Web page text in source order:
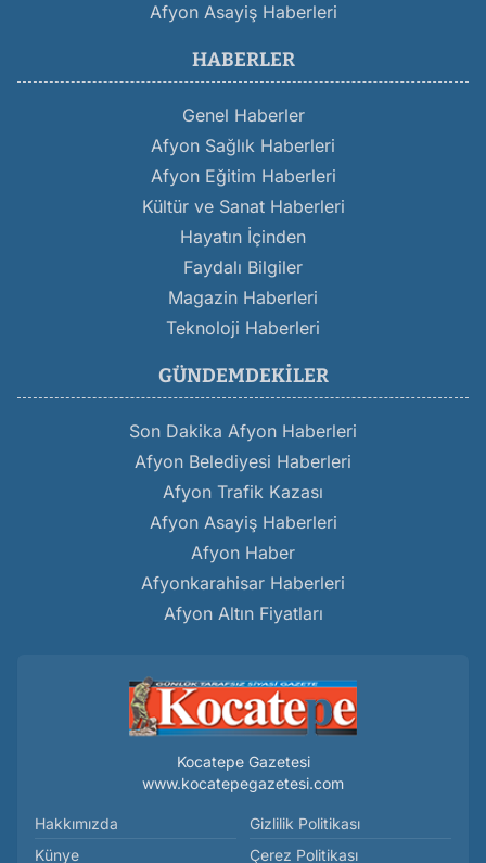
Afyon Asayiş Haberleri
HABERLER
Genel Haberler
Afyon Sağlık Haberleri
Afyon Eğitim Haberleri
Kültür ve Sanat Haberleri
Hayatın İçinden
Faydalı Bilgiler
Magazin Haberleri
Teknoloji Haberleri
GÜNDEMDEKILER
Son Dakika Afyon Haberleri
Afyon Belediyesi Haberleri
Afyon Trafik Kazası
Afyon Asayiş Haberleri
Afyon Haber
Afyonkarahisar Haberleri
Afyon Altın Fiyatları
Kocatepe Gazetesi
www.kocatepegazetesi.com
Hakkımızda
Künye
Gizlilik Politikası
Çerez Politikası